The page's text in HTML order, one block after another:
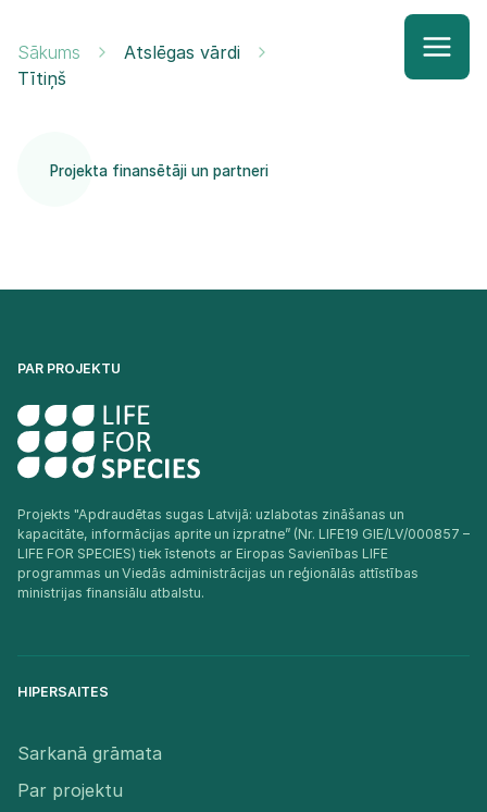
Sākums
Atslēgas vārdi
Tītiņš
Projekta finansētāji un partneri
PAR PROJEKTU
Projekts "Apdraudētas sugas Latvijā: uzlabotas zināšanas un
kapacitāte, informācijas aprite un izpratne” (Nr. LIFE19 GIE/LV/000857 –
LIFE FOR SPECIES) tiek īstenots ar Eiropas Savienības LIFE
programmas un Viedās administrācijas un reģionālās attīstības
ministrijas finansiālu atbalstu.​
HIPERSAITES
Sarkanā grāmata
Par projektu